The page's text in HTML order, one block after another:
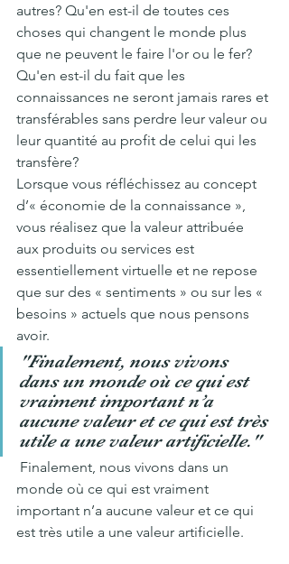
autres? Qu'en est-il de toutes ces
choses qui changent le monde plus
que ne peuvent le faire l'or ou le fer?
Qu'en est-il du fait que les
connaissances ne seront jamais rares et
transférables sans perdre leur valeur ou
leur quantité au profit de celui qui les
transfère?
Lorsque vous réfléchissez au concept
d’« économie de la connaissance »,
vous réalisez que la valeur attribuée
aux produits ou services est
essentiellement virtuelle et ne repose
que sur des « sentiments » ou sur les «
besoins » actuels que nous pensons
avoir.
"Finalement, nous vivons
dans un monde où ce qui est
vraiment important n’a
aucune valeur et ce qui est très
utile a une valeur artificielle."
Finalement, nous vivons dans un
monde où ce qui est vraiment
important n’a aucune valeur et ce qui
est très utile a une valeur artificielle.